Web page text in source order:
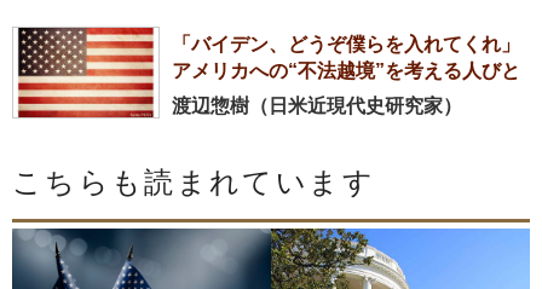
「バイデン、どうぞ僕らを入れてくれ」
アメリカへの“不法越境”を考える人びと
渡辺惣樹（日米近現代史研究家）
こちらも読まれています